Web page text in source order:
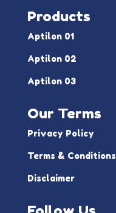
Products
Aptilon 01
Aptilon 02
Aptilon 03
Our Terms
Privacy Policy
Terms & Conditions
Disclaimer